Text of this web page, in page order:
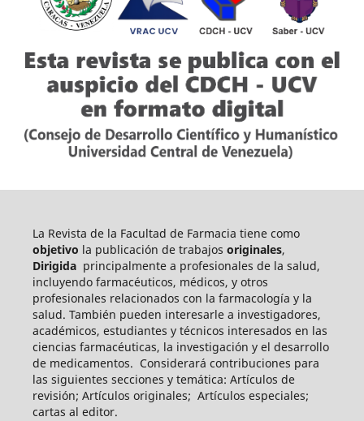
La Revista de la Facultad de Farmacia tiene como
objetivo la publicación de trabajos originales,
Dirigida principalmente a profesionales de la salud,
incluyendo farmacéuticos, médicos, y otros
profesionales relacionados con la farmacología y la
salud. También pueden interesarle a investigadores,
académicos, estudiantes y técnicos interesados en las
ciencias farmacéuticas, la investigación y el desarrollo
de medicamentos. Considerará contribuciones para
las siguientes secciones y temática: Artículos de
revisión; Artículos originales; Artículos especiales;
cartas al editor.